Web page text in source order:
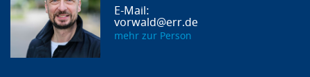
vorwald@err.de
mehr zur Person